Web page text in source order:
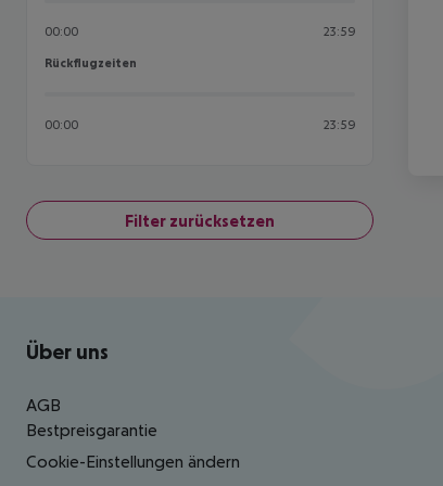
00:00 23:59
Rückflugzeiten
Rückflugzeiten
00:00 23:59
Filter zurücksetzen
Footer navigation
Über uns
AGB
Bestpreisgarantie
Cookie-Einstellungen ändern